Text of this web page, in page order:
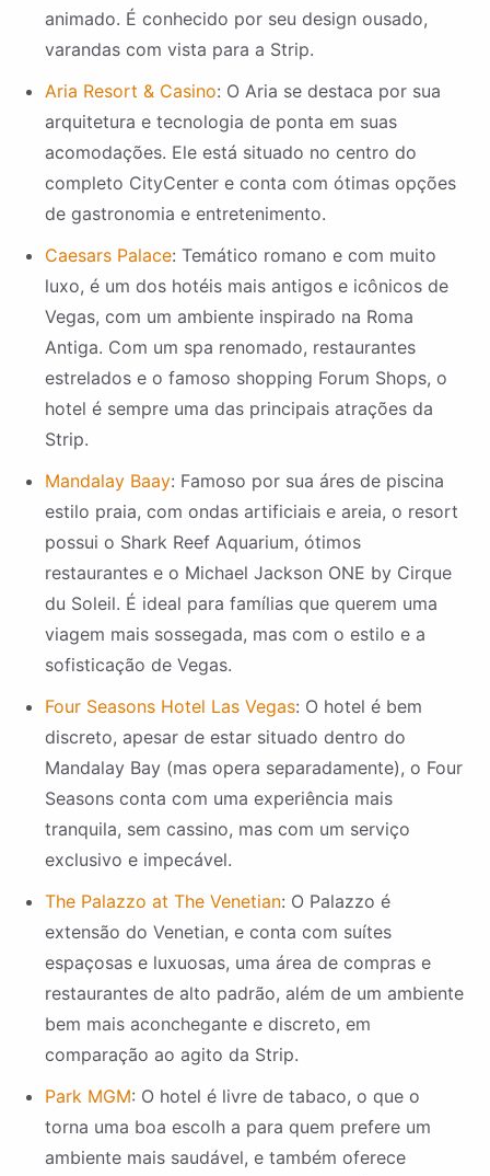
animado. É conhecido por seu design ousado,
varandas com vista para a Strip.
Aria Resort & Casino: O Aria se destaca por sua
arquitetura e tecnologia de ponta em suas
acomodações. Ele está situado no centro do
completo CityCenter e conta com ótimas opções
de gastronomia e entretenimento.
Caesars Palace: Temático romano e com muito
luxo, é um dos hotéis mais antigos e icônicos de
Vegas, com um ambiente inspirado na Roma
Antiga. Com um spa renomado, restaurantes
estrelados e o famoso shopping Forum Shops, o
hotel é sempre uma das principais atrações da
Strip.
Mandalay Baay: Famoso por sua áres de piscina
estilo praia, com ondas artificiais e areia, o resort
possui o Shark Reef Aquarium, ótimos
restaurantes e o Michael Jackson ONE by Cirque
du Soleil. É ideal para famílias que querem uma
viagem mais sossegada, mas com o estilo e a
sofisticação de Vegas.
Four Seasons Hotel Las Vegas: O hotel é bem
discreto, apesar de estar situado dentro do
Mandalay Bay (mas opera separadamente), o Four
Seasons conta com uma experiência mais
tranquila, sem cassino, mas com um serviço
exclusivo e impecável.
The Palazzo at The Venetian: O Palazzo é
extensão do Venetian, e conta com suítes
espaçosas e luxuosas, uma área de compras e
restaurantes de alto padrão, além de um ambiente
bem mais aconchegante e discreto, em
comparação ao agito da Strip.
Park MGM: O hotel é livre de tabaco, o que o
torna uma boa escolh a para quem prefere um
ambiente mais saudável, e também oferece